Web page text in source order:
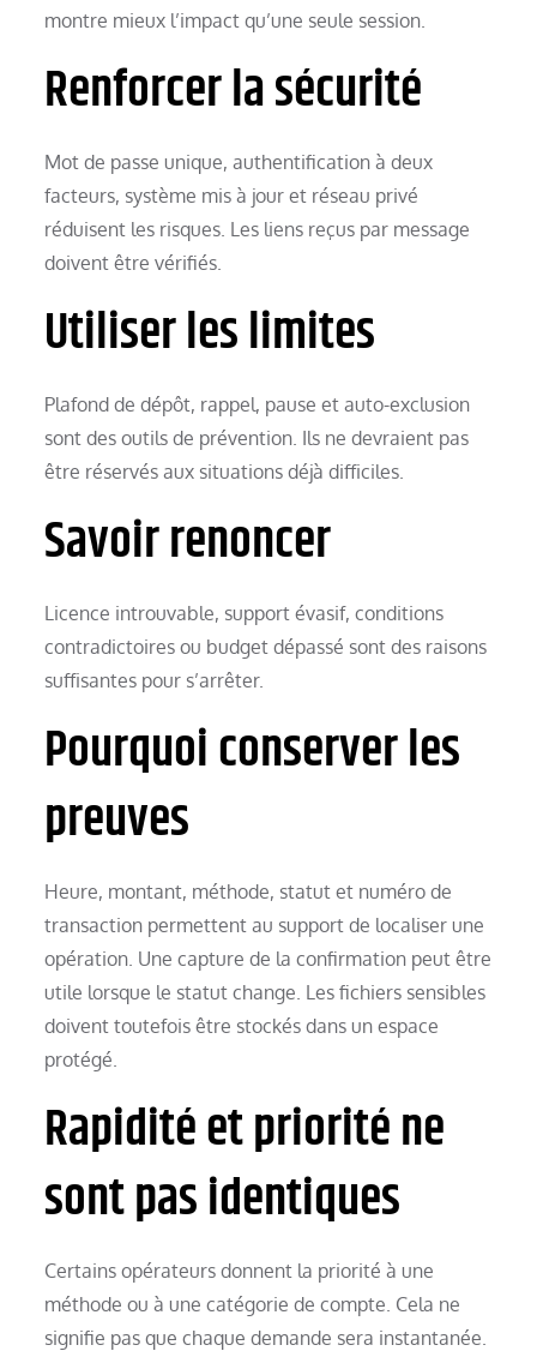
montre mieux l’impact qu’une seule session.
Renforcer la sécurité
Mot de passe unique, authentification à deux
facteurs, système mis à jour et réseau privé
réduisent les risques. Les liens reçus par message
doivent être vérifiés.
Utiliser les limites
Plafond de dépôt, rappel, pause et auto-exclusion
sont des outils de prévention. Ils ne devraient pas
être réservés aux situations déjà difficiles.
Savoir renoncer
Licence introuvable, support évasif, conditions
contradictoires ou budget dépassé sont des raisons
suffisantes pour s’arrêter.
Pourquoi conserver les
preuves
Heure, montant, méthode, statut et numéro de
transaction permettent au support de localiser une
opération. Une capture de la confirmation peut être
utile lorsque le statut change. Les fichiers sensibles
doivent toutefois être stockés dans un espace
protégé.
Rapidité et priorité ne
sont pas identiques
Certains opérateurs donnent la priorité à une
méthode ou à une catégorie de compte. Cela ne
signifie pas que chaque demande sera instantanée.